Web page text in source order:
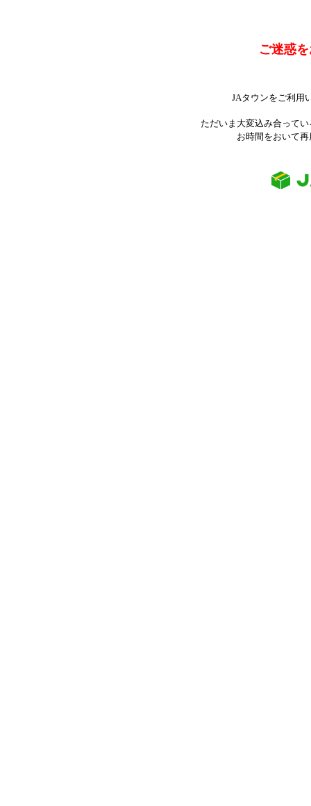
ご迷惑
JAタウンをご利用
ただいま大変込み合って
お時間をおいて